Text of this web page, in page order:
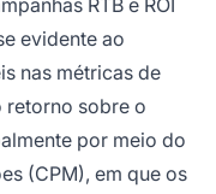
RTB e ROI
evidente ao
nas métricas de
retorno sobre o
por meio do
(CPM), em que os